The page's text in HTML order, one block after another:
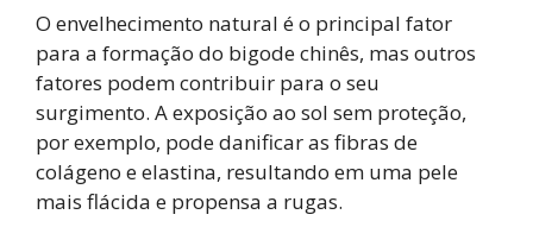
O envelhecimento natural é o principal fator
para a formação do bigode chinês, mas outros
fatores podem contribuir para o seu
surgimento. A exposição ao sol sem proteção,
por exemplo, pode danificar as fibras de
colágeno e elastina, resultando em uma pele
mais flácida e propensa a rugas.